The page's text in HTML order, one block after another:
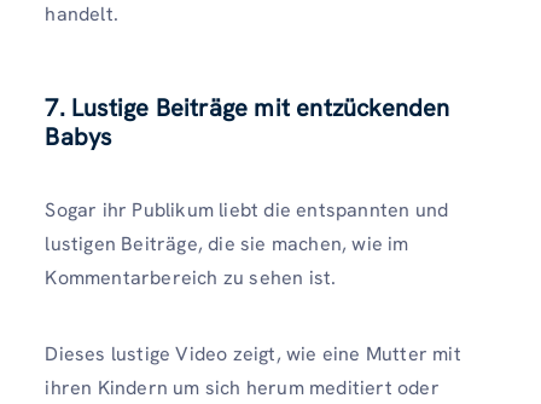
handelt.
7. Lustige Beiträge mit entzückenden
Babys
Sogar ihr Publikum liebt die entspannten und
lustigen Beiträge, die sie machen, wie im
Kommentarbereich zu sehen ist.
Dieses lustige Video zeigt, wie eine Mutter mit
ihren Kindern um sich herum meditiert oder